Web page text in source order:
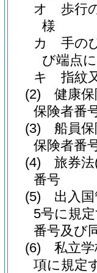
オ
歩行
様
カ
手の
び端点
キ
指紋
(2)
健康
保険者番
(3)
船員
保険者番
(4)
旅券法
番号
(5)
出入
5号に規
番号及び
(6)
私立
項に規定